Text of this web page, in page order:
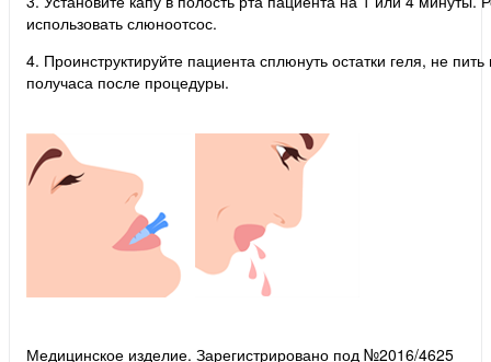
использовать слюноотсос.
4. Проинструктируйте пациента сплюнуть остатки геля, не
получаса после процедуры.
Медицинское изделие. Зарегистрировано под №2016/4625